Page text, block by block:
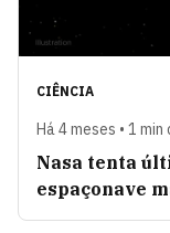
CIÊNCIA
Há 4 meses • 1
Nasa tenta
espaçonave